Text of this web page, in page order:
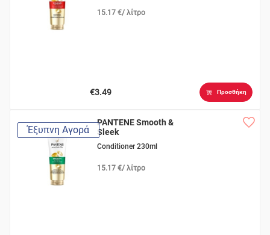
15.17 €/ λίτρο
€3.49 Προσθήκη
Έξυπνη Αγορά
PANTENE Smooth &
Sleek
Conditioner 230ml
15.17 €/ λίτρο